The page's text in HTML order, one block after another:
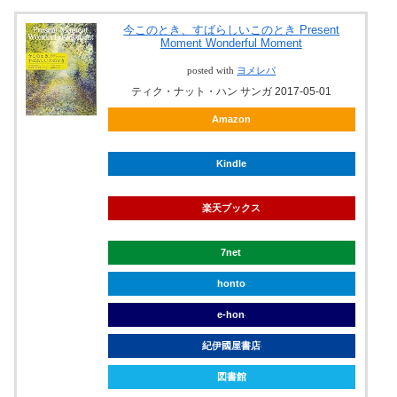
今このとき、すばらしいこのとき Present
Moment Wonderful Moment
posted with ヨメレバ
ティク・ナット・ハン サンガ 2017-05-01
Amazon
Kindle
楽天ブックス
7net
honto
e-hon
紀伊國屋書店
図書館